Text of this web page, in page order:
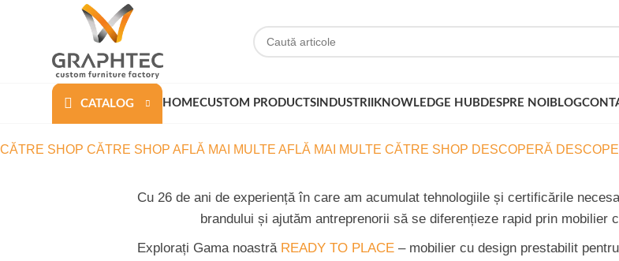
CATALOG HOMECUSTOM PRODUCTS INDUSTRII KNOWLEDGE HUB DESPRE NOI BLOG
CĂTRE SHOP CĂTRE SHOP AFLĂ MAI MULTE AFLĂ MAI MULTE CĂTRE SHOP DESCOPERĂ
Cu 26 de ani de experiență în care am acumulat tehnologiile și certificările
brandului și ajutăm antreprenorii să se diferențieze rapid prin mobilier
Explorați Gama noastră READY TO PLACE– mobilier cu design prestabilit